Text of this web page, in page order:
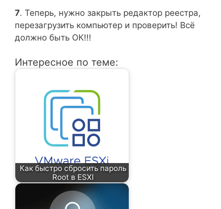
7. Теперь, нужно закрыть редактор реестра,
перезагрузить компьютер и проверить! Всё
должно быть ОК!!!
Интересное по теме:
Как быстро сбросить пароль
Root в ESXI